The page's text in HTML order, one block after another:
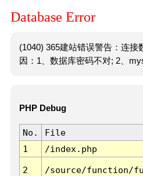
Database Error
(1040) 365建站错误警告：连接
因：1、数据库密码不对; 2、
PHP Debug
No. File
1
/index.php
2 /source/function/